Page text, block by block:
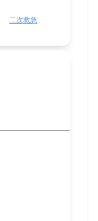
二次救急